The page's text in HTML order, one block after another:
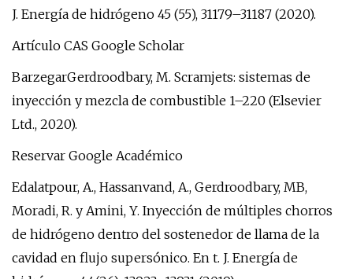
J. Energía de hidrógeno 45 (55), 31179–31187 (2020).
Artículo CAS Google Scholar
BarzegarGerdroodbary, M. Scramjets: sistemas de
inyección y mezcla de combustible 1–220 (Elsevier
Ltd., 2020).
Reservar Google Académico
Edalatpour, A., Hassanvand, A., Gerdroodbary, MB,
Moradi, R. y Amini, Y. Inyección de múltiples chorros
de hidrógeno dentro del sostenedor de llama de la
cavidad en flujo supersónico. En t. J. Energía de